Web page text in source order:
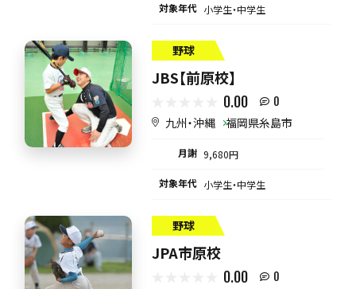
対象年代 小学生・中学生
野球
JBS【前原校】
0.00 0
九州・沖縄 福岡県糸島市
月謝 9,680円
対象年代 小学生・中学生
野球
JPA市原校
0.00 0